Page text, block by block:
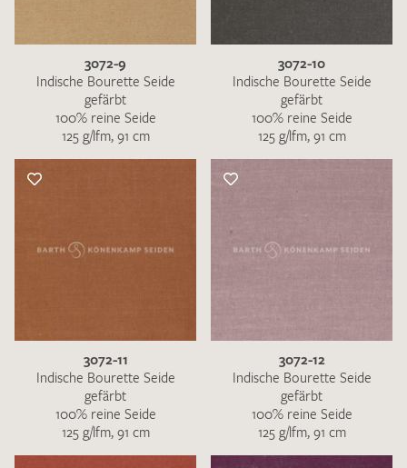
3072-9
Indische Bourette Seide
gefärbt
100% reine Seide
125 g/lfm, 91 cm
3072-10
Indische Bourette Seide
gefärbt
100% reine Seide
125 g/lfm, 91 cm
3072-11
Indische Bourette Seide
gefärbt
100% reine Seide
125 g/lfm, 91 cm
3072-12
Indische Bourette Seide
gefärbt
100% reine Seide
125 g/lfm, 91 cm